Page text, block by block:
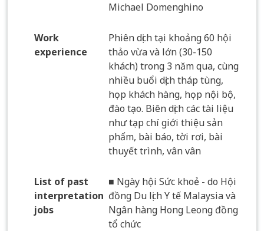
Michael Domenghino
Work
experience
Phiên dịch tại khoảng 60 hội
thảo vừa và lớn (30-150
khách) trong 3 năm qua, cùng
nhiều buổi dịch tháp tùng,
họp khách hàng, họp nội bộ,
đào tạo. Biên dịch các tài liệu
như tạp chí giới thiệu sản
phẩm, bài báo, tời rơi, bài
thuyết trình, vân vân
List of past
interpretation
jobs
■ Ngày hội Sức khoẻ - do Hội
đồng Du lịch Y tế Malaysia và
Ngân hàng Hong Leong đồng
tổ chức